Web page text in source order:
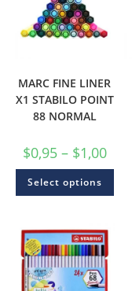
MARC FINE LINER
X1 STABILO POINT
88 NORMAL
$0,95 – $1,00
Select options